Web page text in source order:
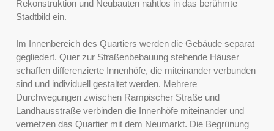
Rekonstruktion und Neubauten nahtlos in das berühmte
Stadtbild ein.
Im Innenbereich des Quartiers werden die Gebäude separat
gegliedert. Quer zur Straßenbebauung stehende Häuser
schaffen differenzierte Innenhöfe, die miteinander verbunden
sind und individuell gestaltet werden. Mehrere
Durchwegungen zwischen Rampischer Straße und
Landhausstraße verbinden die Innenhöfe miteinander und
vernetzen das Quartier mit dem Neumarkt. Die Begrünung